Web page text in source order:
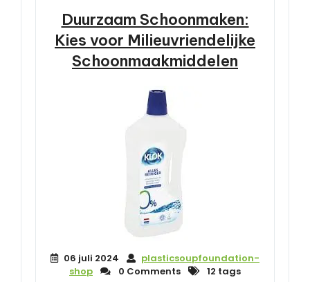
Duurzaam Schoonmaken:
Kies voor Milieuvriendelijke
Schoonmaakmiddelen
06 juli 2024
plasticsoupfoundation-
shop
0 Comments 12 tags